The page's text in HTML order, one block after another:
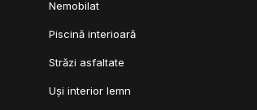
Nemobilat
Piscină interioară
Străzi asfaltate
Uși interior lemn